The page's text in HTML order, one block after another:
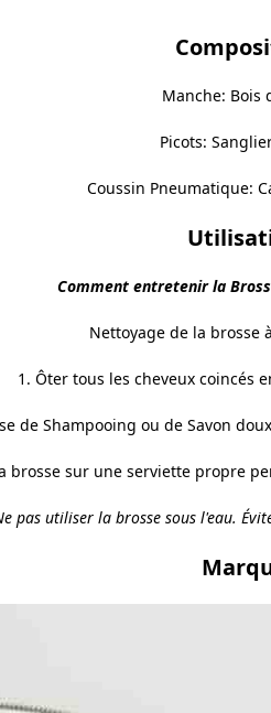
Manche: Bois
Picots:
Coussin Pneumatique:
Comment entretenir la
Nettoyage de la brosse
1. Ôter tous les cheveux coincés
de Shampooing ou de Savon doux
brosse sur une serviette propre
pas utiliser la brosse sous l'eau.